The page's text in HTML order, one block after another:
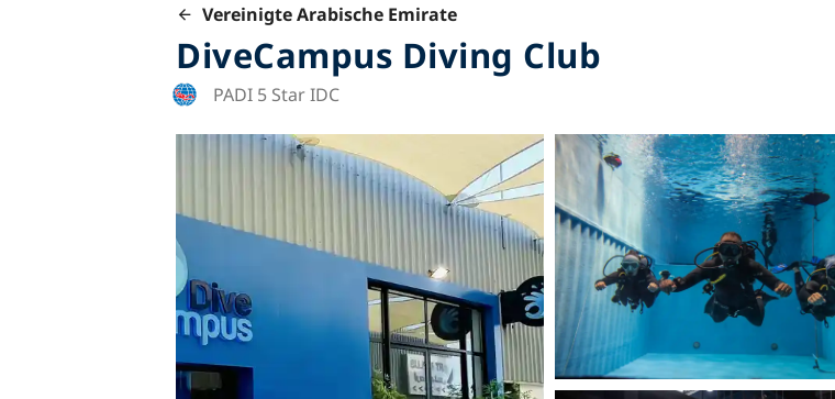
Vereinigte Arabische Emirate
DiveCampus Diving Club
PADI 5 Star IDC